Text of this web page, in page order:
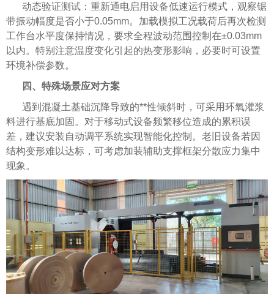
动态验证测试：重新通电启用设备低速运行模式，观察锯
带振动幅度是否小于0.05mm。加载模拟工况载荷后再次检测
工作台水平度保持情况，要求全程波动范围控制在±0.03mm
以内。特别注意温度变化引起的热变形影响，必要时可设置
环境补偿参数。
四、特殊场景应对方案
遇到混凝土基础沉降导致的**性倾斜时，可采用环氧灌浆
料进行基底加固。对于移动式设备频繁移位造成的累积误
差，建议安装自动调平系统实现智能化控制。老旧设备若因
结构变形难以达标，可考虑加装辅助支撑框架分散应力集中
现象。